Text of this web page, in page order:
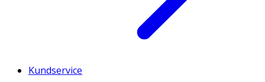
Kundservice